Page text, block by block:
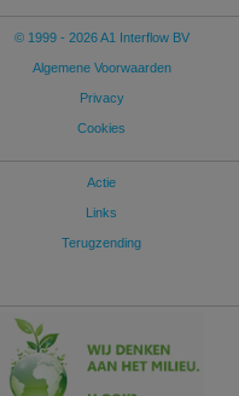
© 1999 - 2026 A1 Interflow BV
Algemene Voorwaarden
Privacy
Cookies
Actie
Links
Terugzending